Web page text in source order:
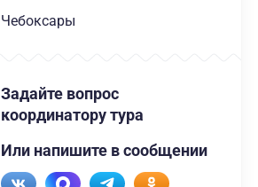
Чебоксары
Задайте вопрос
координатору тура
Или напишите в сообщении